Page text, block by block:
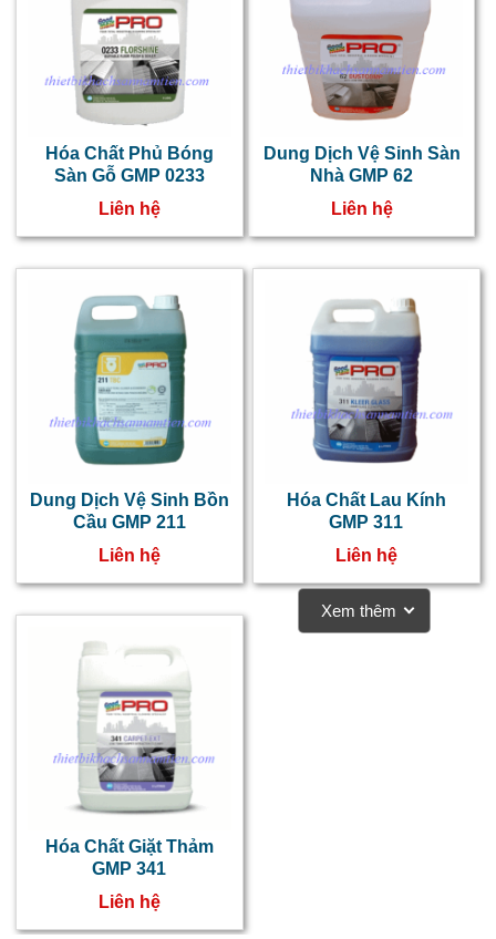
Hóa Chất Phủ Bóng
Sàn Gỗ GMP 0233
Liên hệ
Dung Dịch Vệ Sinh Sàn
Nhà GMP 62
Liên hệ
Dung Dịch Vệ Sinh Bồn
Cầu GMP 211
Liên hệ
Hóa Chất Lau Kính
GMP 311
Liên hệ
Hóa Chất Giặt Thảm
GMP 341
Liên hệ
Xem thêm